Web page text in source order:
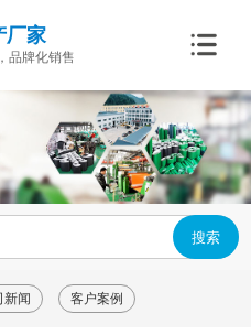
厂家
品牌化销售
搜索
新闻 客户案例